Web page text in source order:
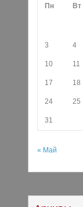
Пн Вт
3 4
10 11
17 18
24 25
31
« Май